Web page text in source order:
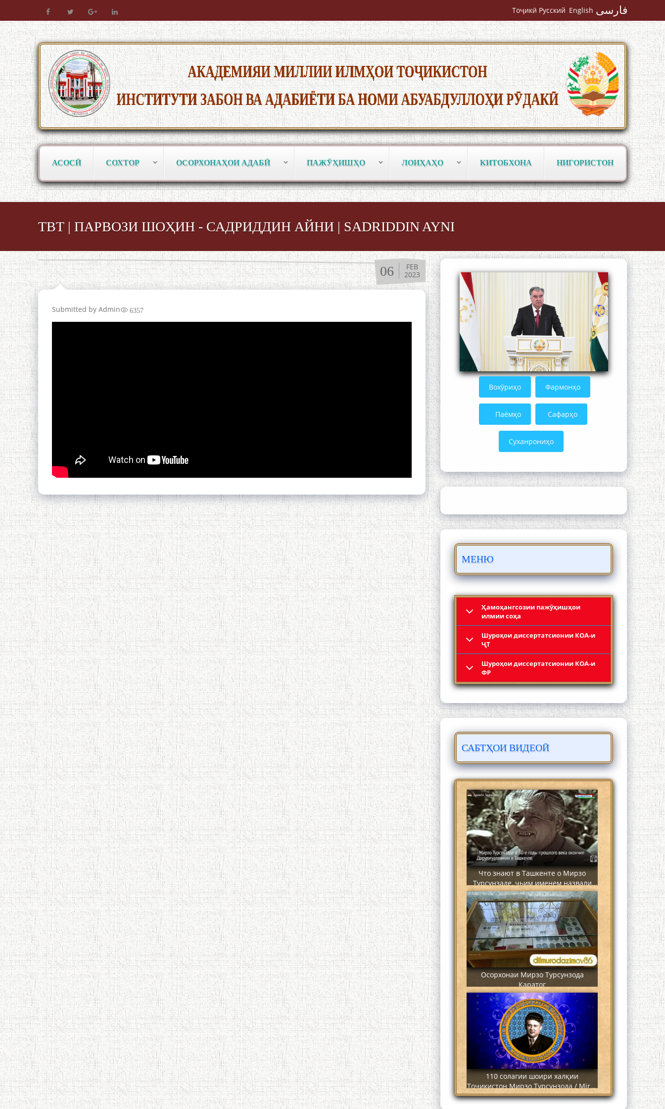
Тоҷикӣ Русский English فارسی
АСОСӢ СОХТОР ОСОРХОНАҲОИ АДАБӢ ПАЖӮҲИШҲО ЛОИҲАҲО КИТОБХОНА НИГОРИСТОН
ТВТ | ПАРВОЗИ ШОҲИН - САДРИДДИН АЙНИ | SADRIDDIN AYNI
06
FEB
2023
Submitted by Admin 6357
Вохӯриҳо Фармонҳо
Паёмҳо Сафарҳо
Суханрониҳо
МЕНЮ
Ҳамоҳангсозии пажӯҳишҳои
илмии соҳа
Шyроҳои диссертатсионии КОА-и
ҶТ
Шyроҳои диссертатсионии КОА-и
ФР
САБТҲОИ ВИДЕОӢ
Кадамчо Худои Шарифзода
Сайре дар Осорхона Муҳаммадҷон
Раҳимӣ
Қадамҷо: Муҳаммадҷон Раҳимӣ
4-уми декабр- зодрӯзи шоири
абадзинда Абулқосим Лоҳутӣ
АБУЛҚОСИМ ЛОҲУТӢ / ABULQOSIM
LOHUTY/
Что знают в Ташкенте о Мирзо
Турсунзаде, чьим именем назвали
станцию метро?
Осорхонаи Мирзо Турсунзода
Каратог
110 солагии шоири халқии
Тоҷикистон Мирзо Турсунзода / Mirzo
Tursunzoda